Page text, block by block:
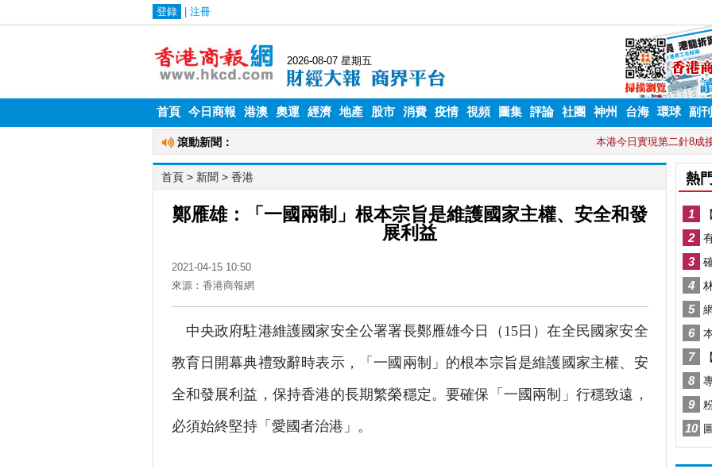
首頁 今日商報 港澳 奧運 經濟 地產 股市 消費 疫情 視頻 圖集 評論 社團 神州 台海 環球 副刊
首頁 > 新聞 > 香港
鄭雁雄：「一國兩制」根本宗旨是維護國家主權、安全和發
展利益
2021-04-15 10:50
來源：香港商報網
中央政府駐港維護國家安全公署署長鄭雁雄今日（15日）在全民國家安全
教育日開幕典禮致辭時表示，「一國兩制」的根本宗旨是維護國家主權、安
全和發展利益，保持香港的長期繁榮穩定。要確保「一國兩制」行穩致遠，
必須始終堅持「愛國者治港」。